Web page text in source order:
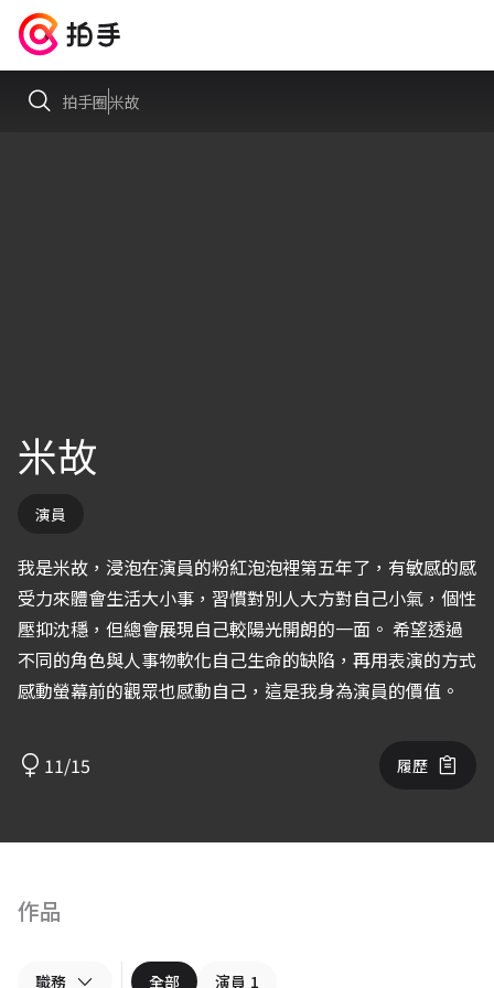
拍手圈米故
米故
演員
我是米故，浸泡在演員的粉紅泡泡裡第五年了，有敏感的感
受力來體會生活大小事，習慣對別人大方對自己小氣，個性
壓抑沈穩，但總會展現自己較陽光開朗的一面。 希望透過
不同的角色與人事物軟化自己生命的缺陷，再用表演的方式
感動螢幕前的觀眾也感動自己，這是我身為演員的價值。
11/15 履歷
作品
職務 全部 演員 1